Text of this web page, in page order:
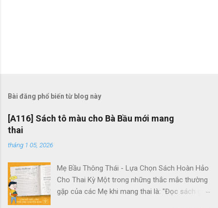
Bài đăng phổ biến từ blog này
[A116] Sách tô màu cho Bà Bầu mới mang
thai
tháng 1 05, 2026
Mẹ Bầu Thông Thái - Lựa Chọn Sách Hoàn Hảo
Cho Thai Kỳ Một trong những thắc mắc thường
gặp của các Mẹ khi mang thai là: "Đọc sách gì